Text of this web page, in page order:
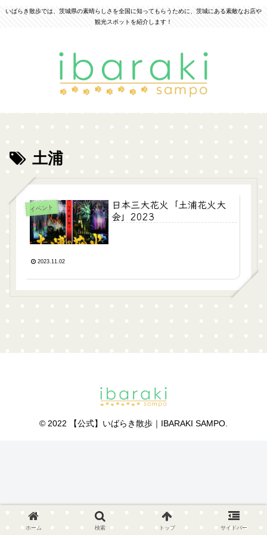
いばらき散歩では、茨城県の素晴らしさを全国に知ってもらうために、茨城にある素敵なお店や
観光スポットを紹介します！
土浦
イベント
日本三大花火「土浦花火大
会」2023
2023.11.02
© 2022 【公式】いばらき散歩｜IBARAKI SAMPO.
ホーム 検索 トップ サイドバー